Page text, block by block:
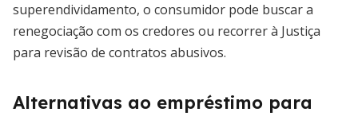
superendividamento, o consumidor pode buscar a
renegociação com os credores ou recorrer à Justiça
para revisão de contratos abusivos.
Alternativas ao empréstimo para